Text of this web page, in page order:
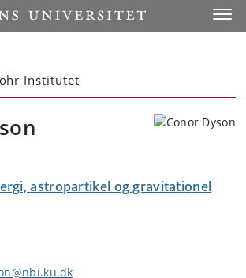
Institutet
astropartikel og gravitationel